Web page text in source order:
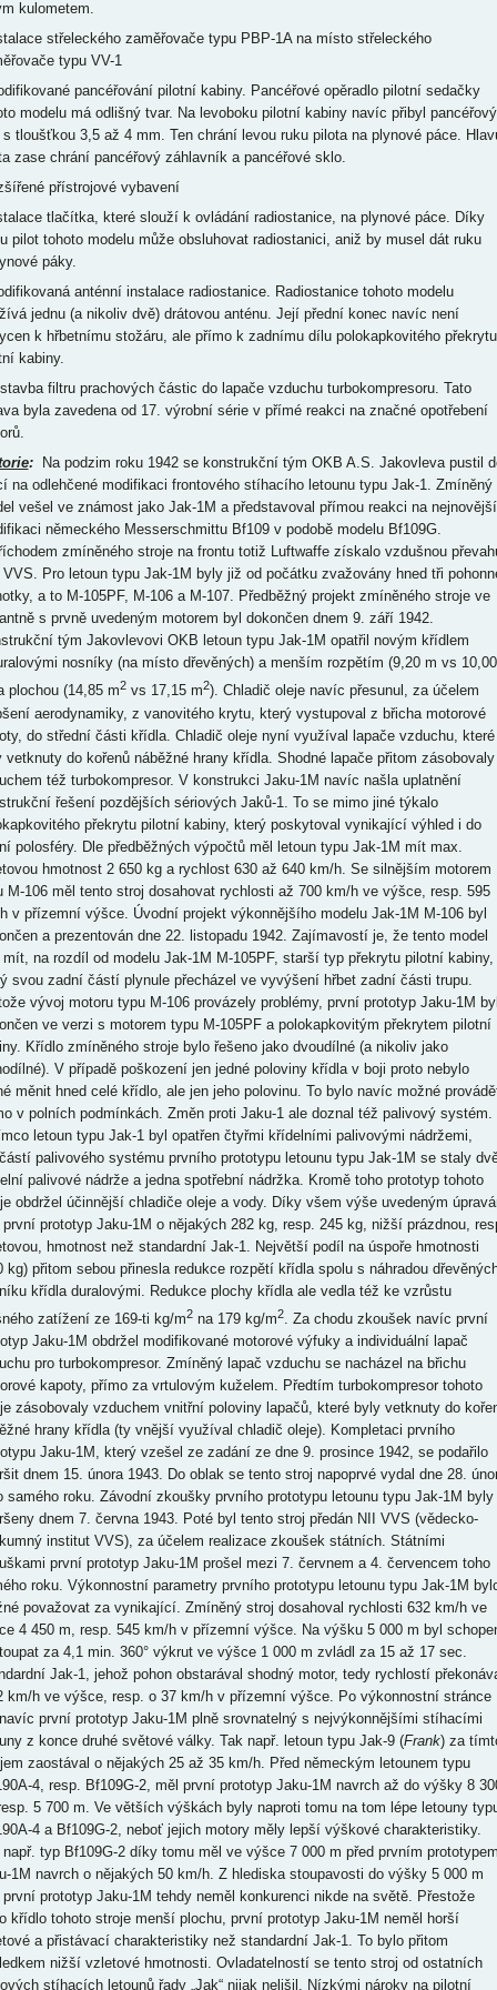
kulometem.
střeleckého zaměřovače typu PBP-1A na místo střeleckého
typu VV-1
pancéřování pilotní kabiny. Pancéřové opěradlo pilotní sedačky
modelu má odlišný tvar. Na levoboku pilotní kabiny navíc přibyl pancéřový
s tloušťkou 3,5 až 4 mm. Ten chrání levou ruku pilota na plynové páce.
zase chrání pancéřový záhlavník a pancéřové sklo.
přístrojové vybavení
tlačítka, které slouží k ovládání radiostanice, na plynové páce. Díky
pilot tohoto modelu může obsluhovat radiostanici, aniž by musel dát ruku
páky.
anténní instalace radiostanice. Radiostanice tohoto modelu
jednu (a nikoliv dvě) drátovou anténu. Její přední konec navíc není
k hřbetnímu stožáru, ale přímo k zadnímu dílu polokapkovitého překrytu
kabiny.
filtru prachových částic do lapače vzduchu turbokompresoru. Tato
byla zavedena od 17. výrobní série v přímé reakci na značné opotřebení
:Na podzim roku 1942 se konstrukční tým OKB A.S. Jakovleva pustil
na odlehčené modifikaci frontového stíhacího letounu typu Jak-1. Zmíněný
vešel ve známost jako Jak-1M a představoval přímou reakci na nejnovější
německého Messerschmittu Bf109 v podobě modelu Bf109G.
zmíněného stroje na frontu totiž Luftwaffe získalo vzdušnou
VVS. Pro letoun typu Jak-1M byly již od počátku zvažovány hned tři
a to M-105PF, M-106 a M-107. Předběžný projekt zmíněného stroje ve
s prvně uvedeným motorem byl dokončen dnem 9. září 1942.
tým Jakovlevovi OKB letoun typu Jak-1M opatřil novým křídlem
nosníky (na místo dřevěných) a menším rozpětím (9,20 m vs 10,00
plochou (14,85 m2vs 17,15 m2). Chladič oleje navíc přesunul, za účelem
aerodynamiky, z vanovitého krytu, který vystupoval z břicha motorové
do střední části křídla. Chladič oleje nyní využíval lapače vzduchu, které
vetknuty do kořenů náběžné hrany křídla. Shodné lapače přitom zásobovaly
též turbokompresor. V konstrukci Jaku-1M navíc našla uplatnění
řešení pozdějších sériových Jaků-1. To se mimo jiné týkalo
překrytu pilotní kabiny, který poskytoval vynikající výhled i do
polosféry. Dle předběžných výpočtů měl letoun typu Jak-1M mít max.
hmotnost 2 650 kg a rychlost 630 až 640 km/h. Se silnějším motorem
M-106 měl tento stroj dosahovat rychlosti až 700 km/h ve výšce, resp. 595
v přízemní výšce. Úvodní projekt výkonnějšího modelu Jak-1M M-106 byl
a prezentován dne 22. listopadu 1942. Zajímavostí je, že tento model
mít, na rozdíl od modelu Jak-1M M-105PF, starší typ překrytu pilotní kabiny,
svou zadní částí plynule přecházel ve vyvýšení hřbet zadní části trupu.
vývoj motoru typu M-106 provázely problémy, první prototyp Jaku-1M
ve verzi s motorem typu M-105PF a polokapkovitým překrytem pilotní
Křídlo zmíněného stroje bylo řešeno jako dvoudílné (a nikoliv jako
V případě poškození jen jedné poloviny křídla v boji proto nebylo
měnit hned celé křídlo, ale jen jeho polovinu. To bylo navíc možné
v polních podmínkách. Změn proti Jaku-1 ale doznal též palivový systém.
letoun typu Jak-1 byl opatřen čtyřmi křídelními palivovými nádržemi,
palivového systému prvního prototypu letounu typu Jak-1M se staly
palivové nádrže a jedna spotřební nádržka. Kromě toho prototyp tohoto
obdržel účinnější chladiče oleje a vody. Díky všem výše uvedeným
první prototyp Jaku-1M o nějakých 282 kg, resp. 245 kg, nižší prázdnou,
hmotnost než standardní Jak-1. Největší podíl na úspoře hmotnosti
kg) přitom sebou přinesla redukce rozpětí křídla spolu s náhradou
křídla duralovými. Redukce plochy křídla ale vedla též ke vzrůstu
zatížení ze 169-ti kg/m2na 179 kg/m2. Za chodu zkoušek navíc první
Jaku-1M obdržel modifikované motorové výfuky a individuální lapač
pro turbokompresor. Zmíněný lapač vzduchu se nacházel na břichu
kapoty, přímo za vrtulovým kuželem. Předtím turbokompresor tohoto
zásobovaly vzduchem vnitřní poloviny lapačů, které byly vetknuty do
hrany křídla (ty vnější využíval chladič oleje). Kompletaci prvního
Jaku-1M, který vzešel ze zadání ze dne 9. prosince 1942, se podařilo
dnem 15. února 1943. Do oblak se tento stroj napoprvé vydal dne 28.
samého roku. Závodní zkoušky prvního prototypu letounu typu Jak-1M byly
dnem 7. června 1943. Poté byl tento stroj předán NII VVS (vědecko-
institut VVS), za účelem realizace zkoušek státních. Státními
první prototyp Jaku-1M prošel mezi 7. červnem a 4. červencem toho
roku. Výkonnostní parametry prvního prototypu letounu typu Jak-1M
považovat za vynikající. Zmíněný stroj dosahoval rychlosti 632 km/h ve
4 450 m, resp. 545 km/h v přízemní výšce. Na výšku 5 000 m byl
za 4,1 min. 360° výkrut ve výšce 1 000 m zvládl za 15 až 17 sec.
Jak-1, jehož pohon obstarával shodný motor, tedy rychlostí
km/h ve výšce, resp. o 37 km/h v přízemní výšce. Po výkonnostní stránce
první prototyp Jaku-1M plně srovnatelný s nejvýkonnějšími stíhacími
z konce druhé světové války. Tak např. letoun typu Jak-9 (Frank) za
zaostával o nějakých 25 až 35 km/h. Před německým letounem typu
4, resp. Bf109G-2, měl první prototyp Jaku-1M navrch až do výšky 8
5 700 m. Ve větších výškách byly naproti tomu na tom lépe letouny
4 a Bf109G-2, neboť jejich motory měly lepší výškové charakteristiky.
např. typ Bf109G-2 díky tomu měl ve výšce 7 000 m před prvním
1M navrch o nějakých 50 km/h. Z hlediska stoupavosti do výšky 5 000 m
první prototyp Jaku-1M tehdy neměl konkurenci nikde na světě. Přestože
křídlo tohoto stroje menší plochu, první prototyp Jaku-1M neměl horší
a přistávací charakteristiky než standardní Jak-1. To bylo přitom
nižší vzletové hmotnosti. Ovladatelností se tento stroj od ostatních
stíhacích letounů řady „Jak“ nijak nelišil. Nízkými nároky na pilotní